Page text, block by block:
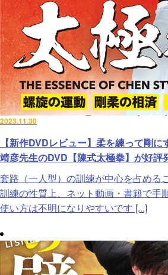
2023.11.30
【新作DVDレビュー】柔を練って剛
靖彦先生のDVD【陳式太極拳】が好評
套路（一人型）の訓練が中心を占める
訓練の性質上、ネット動画・書籍で手
使い方は不明になりやすいです [...]